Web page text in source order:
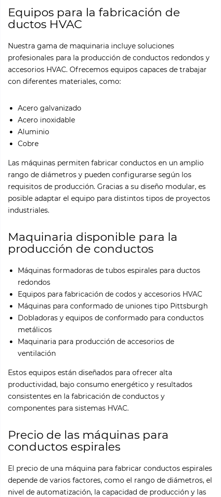
Equipos para la fabricación de
ductos HVAC
Nuestra gama de maquinaria incluye soluciones
profesionales para la producción de conductos redondos y
accesorios HVAC. Ofrecemos equipos capaces de trabajar
con diferentes materiales, como:
Acero galvanizado
Acero inoxidable
Aluminio
Cobre
Las máquinas permiten fabricar conductos en un amplio
rango de diámetros y pueden configurarse según los
requisitos de producción. Gracias a su diseño modular, es
posible adaptar el equipo para distintos tipos de proyectos
industriales.
Maquinaria disponible para la
producción de conductos
Máquinas formadoras de tubos espirales para ductos
redondos
Equipos para fabricación de codos y accesorios HVAC
Máquinas para conformado de uniones tipo Pittsburgh
Dobladoras y equipos de conformado para conductos
metálicos
Maquinaria para producción de accesorios de
ventilación
Estos equipos están diseñados para ofrecer alta
productividad, bajo consumo energético y resultados
consistentes en la fabricación de conductos y
componentes para sistemas HVAC.
Precio de las máquinas para
conductos espirales
El precio de una máquina para fabricar conductos espirales
depende de varios factores, como el rango de diámetros, el
nivel de automatización, la capacidad de producción y las